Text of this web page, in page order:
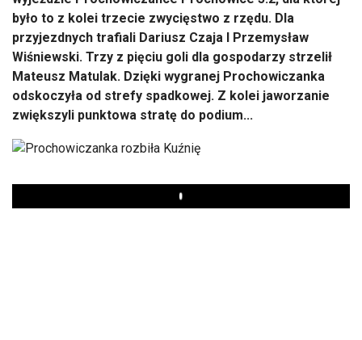
było to z kolei trzecie zwycięstwo z rzędu. Dla
przyjezdnych trafiali Dariusz Czaja I Przemysław
Wiśniewski. Trzy z pięciu goli dla gospodarzy strzelił
Mateusz Matulak. Dzięki wygranej Prochowiczanka
odskoczyła od strefy spadkowej. Z kolei jaworzanie
zwiększyli punktowa stratę do podium...
Play